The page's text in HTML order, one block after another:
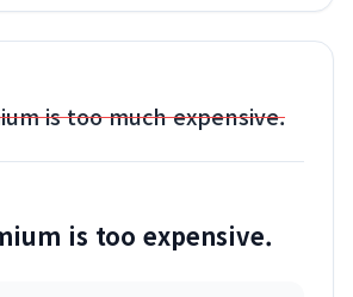
is too much expensive.
is too expensive.